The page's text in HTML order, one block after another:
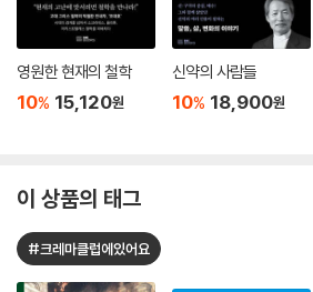
영원한 현재의 철학
10% 15,120원
신약의 사람들
10% 18,900원
이 상품의 태그
#크레마클럽에있어요